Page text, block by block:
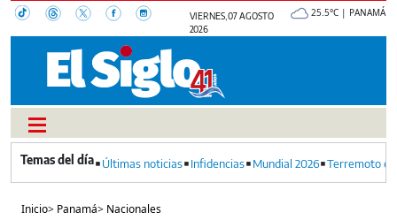
VIERNES, 07 AGOSTO
2026
25.5°C | PANAMÁ
Últimas noticias Infidencias Mundial 2026 Terremoto
Inicio> Panamá> Nacionales